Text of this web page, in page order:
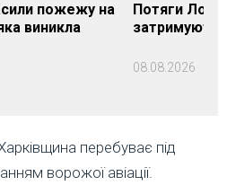
пожежу на
виникла
Потяги
08.08.2026
перебуває під
ворожої авіації.